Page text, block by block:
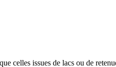
issues de lacs ou de